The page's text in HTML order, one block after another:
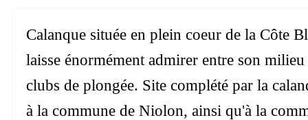
Calanque située en plein coeur de la Côte
laisse énormément admirer entre son
clubs de plongée. Site complété par la
à la commune de Niolon, ainsi qu'à la